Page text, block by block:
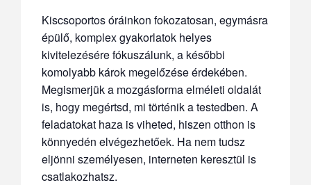
Kiscsoportos óráinkon fokozatosan, egymásra
épülő, komplex gyakorlatok helyes
kivitelezésére fókuszálunk, a későbbi
komolyabb károk megelőzése érdekében.
Megismerjük a mozgásforma elméleti oldalát
is, hogy megértsd, mi történik a testedben. A
feladatokat haza is viheted, hiszen otthon is
könnyedén elvégezhetőek. Ha nem tudsz
eljönni személyesen, interneten keresztül is
csatlakozhatsz.